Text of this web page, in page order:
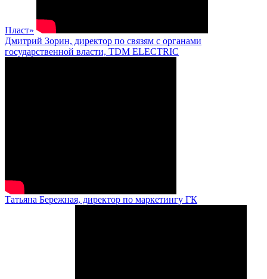
Пласт»
Дмитрий Зорин, директор по связям с органами
государственной власти, TDM ELECTRIC
Татьяна Бережная, директор по маркетингу ГК